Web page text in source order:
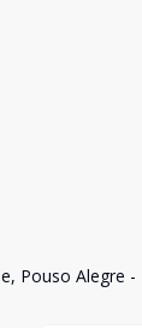
Pouso Alegre -